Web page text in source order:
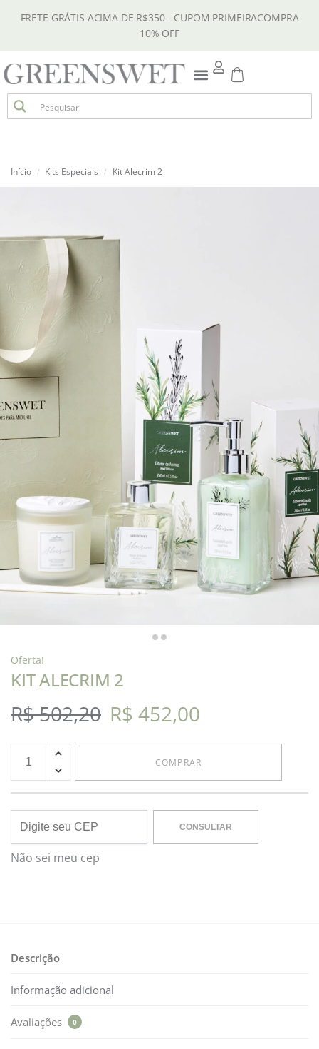
FRETE GRÁTIS ACIMA DE R$350 - CUPOM PRIMEIRACOMPRA
10% OFF
Início / Kits Especiais / Kit Alecrim 2
Oferta!
KIT ALECRIM 2
R$502,20 R$ 452,00
COMPRAR
CONSULTAR
Não sei meu cep
Descrição
Informação adicional
Avaliações 0